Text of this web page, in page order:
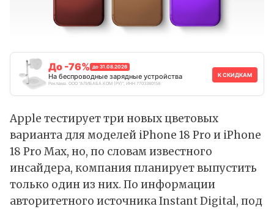
До -76% до 31.08.2026
На беспроводные зарядные устройства
Реклама. ООО "АЛИБАБА.КОМ (РУ)", ИНН 7703380158
К СКИДКАМ
Apple тестирует три новых цветовых
варианта для моделей iPhone 18 Pro и iPhone
18 Pro Max, но, по словам известного
инсайдера, компания планирует выпустить
только один из них. По информации
авторитетного источника Instant Digital, под